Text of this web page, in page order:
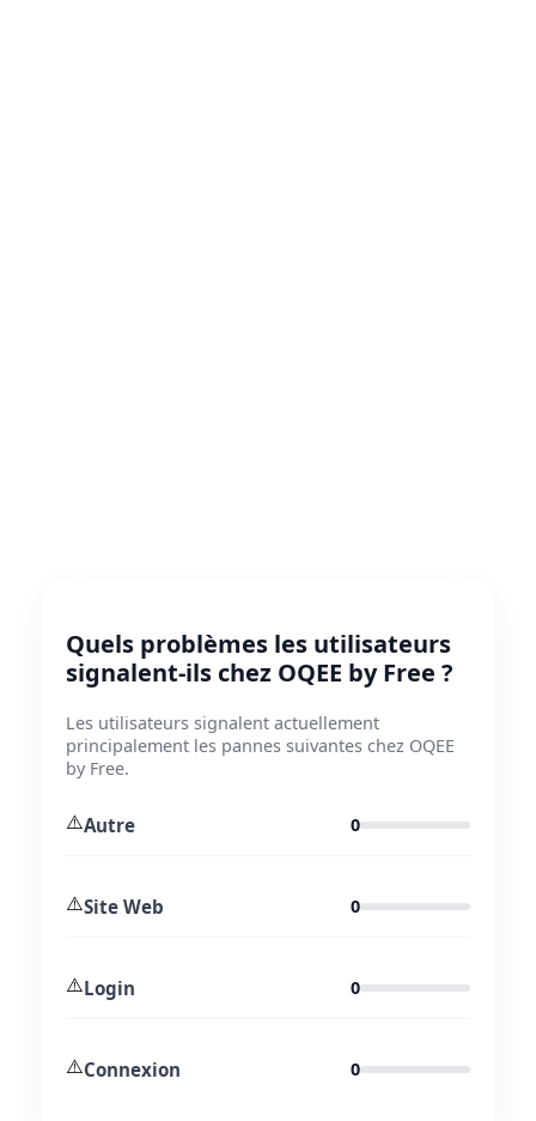
Quels problèmes les utilisateurs
signalent-ils chez OQEE by Free ?
Les utilisateurs signalent actuellement
principalement les pannes suivantes chez OQEE
by Free.
⚠️Autre 0
⚠️Site Web 0
⚠️Login 0
⚠️Connexion 0